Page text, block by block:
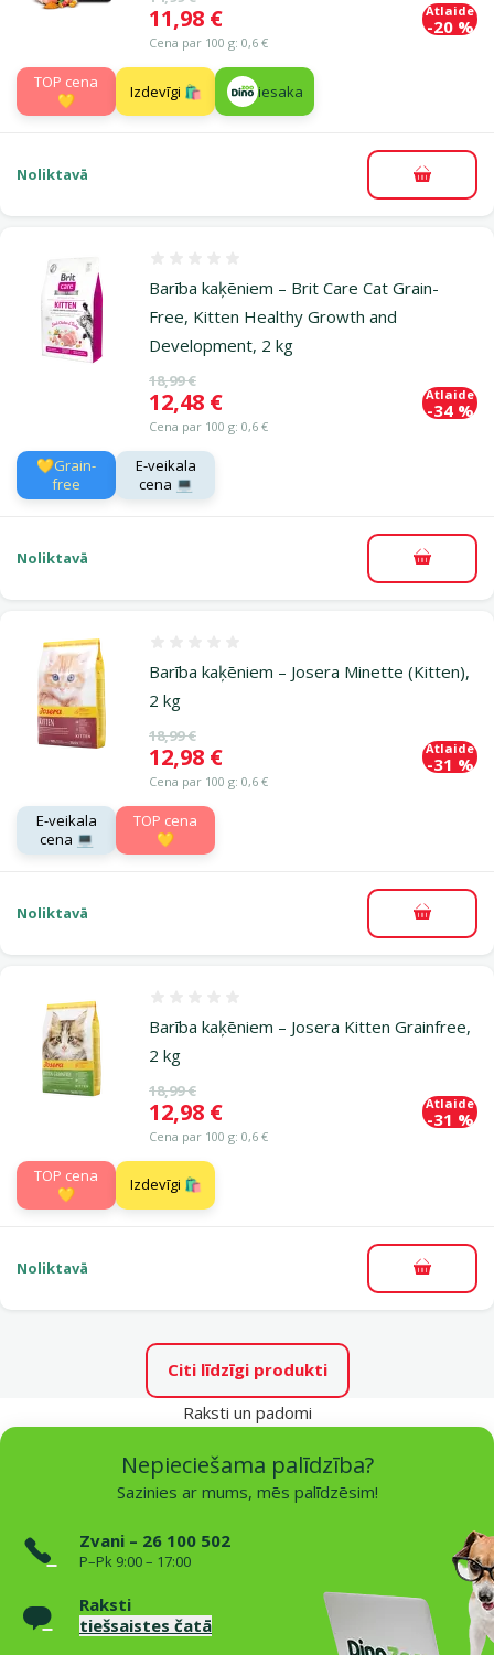
Cena
11,98 €
Cena par 100 g: 0,6 €
Atlaide
-20 %
TOP cena
💛
Izdevīgi 🛍️ iesaka
Noliktavā
Barība kaķēniem – Brit Care Cat Grain-
Free, Kitten Healthy Growth and
Development, 2 kg
Oriģinālā cena
18,99 €
Cena
12,48 €
Cena par 100 g: 0,6 €
Atlaide
-34 %
💛Grain-
free
E-veikala
cena 💻
Noliktavā
Barība kaķēniem – Josera Minette (Kitten),
2 kg
Oriģinālā cena
18,99 €
Cena
12,98 €
Cena par 100 g: 0,6 €
Atlaide
-31 %
E-veikala
cena 💻
TOP cena
💛
Noliktavā
Barība kaķēniem – Josera Kitten Grainfree,
2 kg
Oriģinālā cena
18,99 €
Cena
12,98 €
Cena par 100 g: 0,6 €
Atlaide
-31 %
TOP cena
💛
Izdevīgi 🛍️
Noliktavā
Citi līdzīgi produkti
Raksti un padomi
Nepieciešama palīdzība?
Sazinies ar mums, mēs palīdzēsim!
Zvani – 26 100 502
P–Pk 9:00 – 17:00
Raksti
tiešsaistes čatā